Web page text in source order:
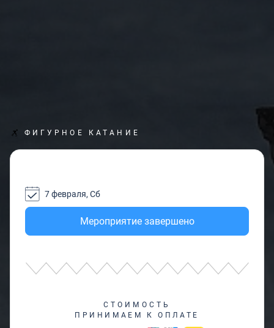
ФИГУРНОЕ КАТАНИЕ
Мероприятие завершено
7 февраля, Сб
СТОИМОСТЬ
ПРИНИМАЕМ К ОПЛАТЕ